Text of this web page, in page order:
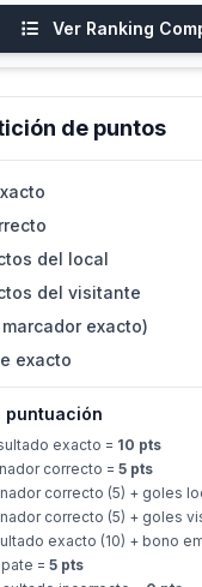
Ver Ranking
de puntos
del local
del visitante
exacto)
exacto
puntuación
exacto = 10 pts
correcto = 5 pts
correcto (5) + goles
correcto (5) + goles
exacto (10) + bono
= 5 pts